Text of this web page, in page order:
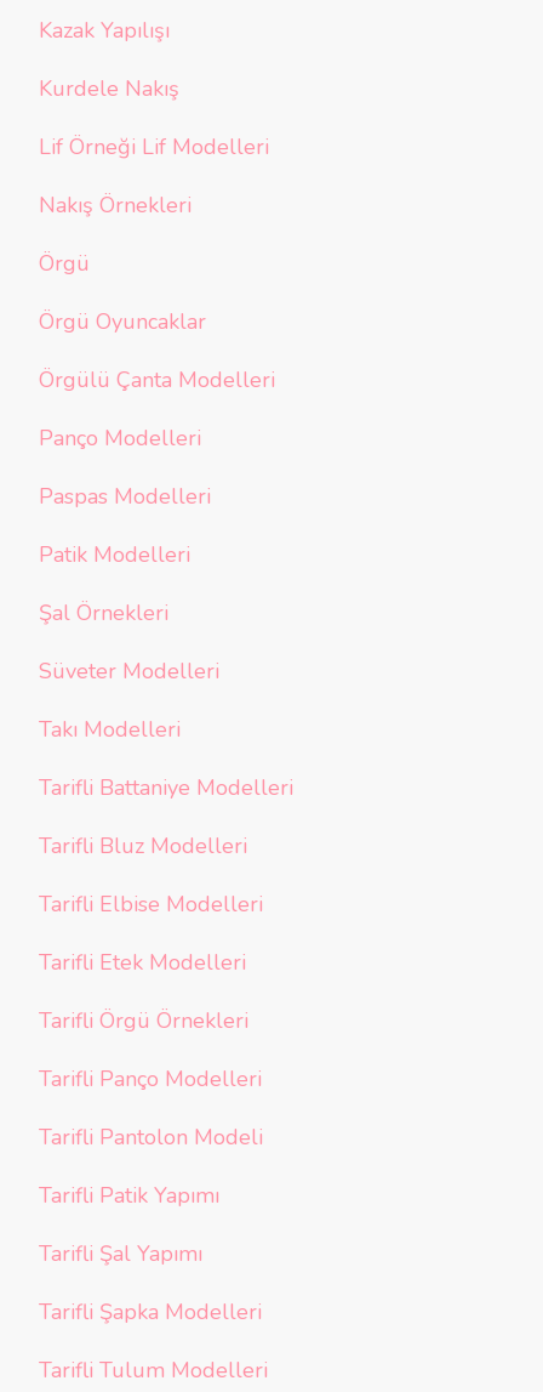
Kazak Yapılışı
Kurdele Nakış
Lif Örneği Lif Modelleri
Nakış Örnekleri
Örgü
Örgü Oyuncaklar
Örgülü Çanta Modelleri
Panço Modelleri
Paspas Modelleri
Patik Modelleri
Şal Örnekleri
Süveter Modelleri
Takı Modelleri
Tarifli Battaniye Modelleri
Tarifli Bluz Modelleri
Tarifli Elbise Modelleri
Tarifli Etek Modelleri
Tarifli Örgü Örnekleri
Tarifli Panço Modelleri
Tarifli Pantolon Modeli
Tarifli Patik Yapımı
Tarifli Şal Yapımı
Tarifli Şapka Modelleri
Tarifli Tulum Modelleri